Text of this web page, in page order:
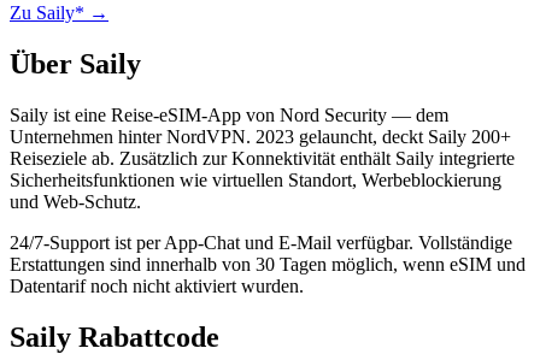
Zu Saily* →
Über Saily
Saily ist eine Reise-eSIM-App von Nord Security — dem
Unternehmen hinter NordVPN. 2023 gelauncht, deckt Saily 200+
Reiseziele ab. Zusätzlich zur Konnektivität enthält Saily integrierte
Sicherheitsfunktionen wie virtuellen Standort, Werbeblockierung
und Web-Schutz.
24/7-Support ist per App-Chat und E-Mail verfügbar. Vollständige
Erstattungen sind innerhalb von 30 Tagen möglich, wenn eSIM und
Datentarif noch nicht aktiviert wurden.
Saily Rabattcode